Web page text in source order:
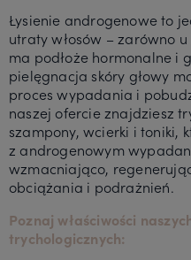
Łysienie androgenowe to
utraty włosów – zarówno
ma podłoże hormonalne i
pielęgnacja skóry głowy
proces wypadania i
naszej ofercie znajdziesz
szampony, wcierki i toniki,
z androgenowym
wzmacniająco,
obciążania i podrażnień.
Poznaj właściwości
trychologicznych: